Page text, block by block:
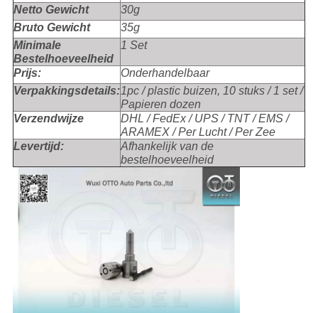
Netto Gewicht
30g
Bruto Gewicht
35g
Minimale
Bestelhoeveelheid
1 Set
Prijs:
Onderhandelbaar
Verpakkingsdetails:1pc / plastic buizen, 10 stuks / 1 set /
Papieren dozen
Verzendwijze
DHL / FedEx / UPS / TNT / EMS /
ARAMEX / Per Lucht / Per Zee
Levertijd:
Afhankelijk van de
bestelhoeveelheid